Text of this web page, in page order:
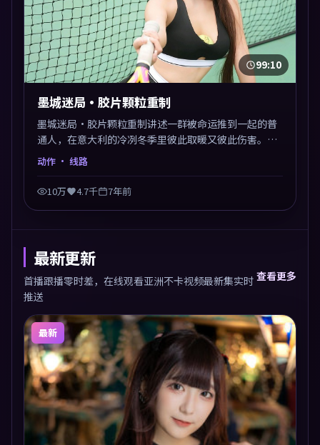
99:10
墨城迷局·胶片颗粒重制
墨城迷局·胶片颗粒重制讲述一群被命运推到一起的普
通人，在意大利的冷冽冬季里彼此取暖又彼此伤害。是
枝裕和以动作类型外壳探讨信任与背叛，映后讨论度颇
梁。
动作 · 线路
10万 4.7千 7年前
最新更新
首播跟播零时差，在线观看亚洲不卡视频最新集实时
推送
查看更多
最新